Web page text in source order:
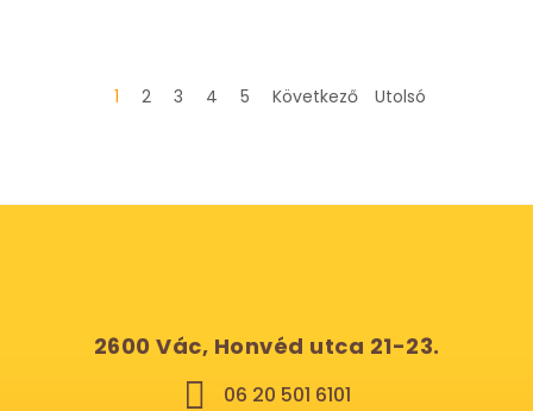
1 2 3 4 5 Következő Utolsó
2600 Vác, Honvéd utca 21-23.
06 20 501 6101